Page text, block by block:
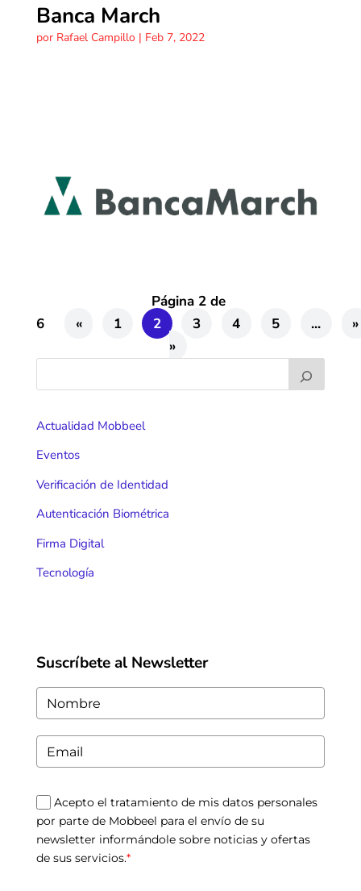
Banca March
por Rafael Campillo| Feb 7, 2022
Página 2 de
6
« 1 2 3 4 5 ...
»
»
Actualidad Mobbeel
Eventos
Verificación de Identidad
Autenticación Biométrica
Firma Digital
Tecnología
Suscríbete al Newsletter
Acepto el tratamiento de mis datos personales
por parte de Mobbeel para el envío de su
newsletter informándole sobre noticias y ofertas
de sus servicios.*